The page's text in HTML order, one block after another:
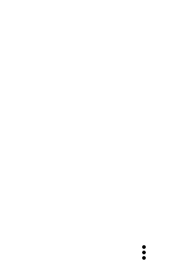
more_vert